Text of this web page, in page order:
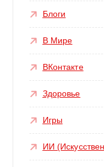
Блоги
В Мире
ВКонтакте
Здоровье
Игры
ИИ